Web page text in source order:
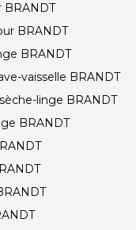
BRANDT
BRANDT
BRANDT
vaisselle BRANDT
linge BRANDT
BRANDT